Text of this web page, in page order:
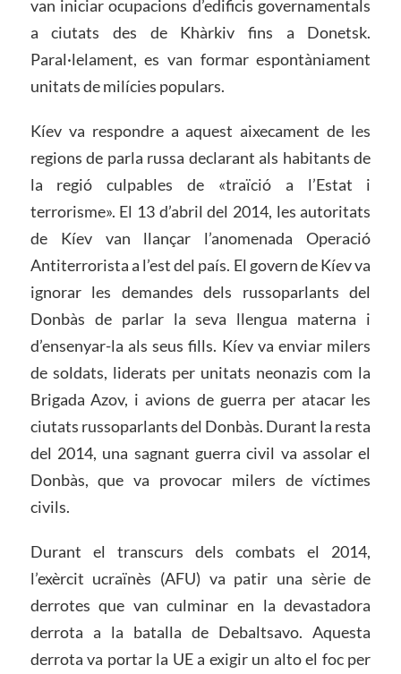
van iniciar ocupacions d’edificis governamentals
a ciutats des de Khàrkiv fins a Donetsk.
Paral·lelament, es van formar espontàniament
unitats de milícies populars.
Kíev va respondre a aquest aixecament de les
regions de parla russa declarant als habitants de
la regió culpables de «traïció a l’Estat i
terrorisme». El 13 d’abril del 2014, les autoritats
de Kíev van llançar l’anomenada Operació
Antiterrorista a l’est del país. El govern de Kíev va
ignorar les demandes dels russoparlants del
Donbàs de parlar la seva llengua materna i
d’ensenyar-la als seus fills. Kíev va enviar milers
de soldats, liderats per unitats neonazis com la
Brigada Azov, i avions de guerra per atacar les
ciutats russoparlants del Donbàs. Durant la resta
del 2014, una sagnant guerra civil va assolar el
Donbàs, que va provocar milers de víctimes
civils.
Durant el transcurs dels combats el 2014,
l’exèrcit ucraïnès (AFU) va patir una sèrie de
derrotes que van culminar en la devastadora
derrota a la batalla de Debaltsavo. Aquesta
derrota va portar la UE a exigir un alto el foc per